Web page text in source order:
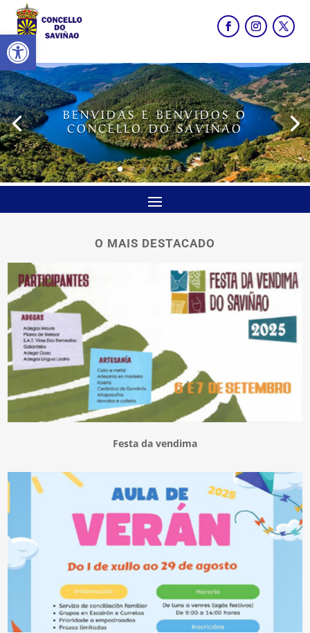
Abrir barra de ferramentas
BENVIDAS E BENVIDOS O
CONCELLO DO SAVIÑAO
O MAIS DESTACADO
Festa da vendima